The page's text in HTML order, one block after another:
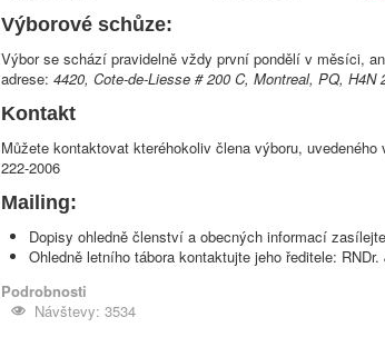
Výborové schůze:
Výbor se schází pravidelně vždy první pondělí v měsíci,
adrese: 4420, Cote-de-Liesse # 200 C, Montreal, PQ, H4N
Kontakt
Můžete kontaktovat kteréhokoliv člena výboru,
222-2006
Mailing:
Dopisy ohledně členství a obecných informací
Ohledně letního tábora kontaktujte jeho ředitele:
Podrobnosti
Návštevy: 3534